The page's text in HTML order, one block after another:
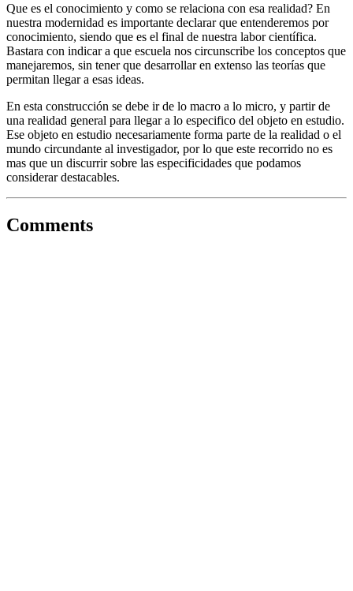
Que es el conocimiento y como se relaciona con esa realidad? En
nuestra modernidad es importante declarar que entenderemos por
conocimiento, siendo que es el final de nuestra labor científica.
Bastara con indicar a que escuela nos circunscribe los conceptos que
manejaremos, sin tener que desarrollar en extenso las teorías que
permitan llegar a esas ideas.
En esta construcción se debe ir de lo macro a lo micro, y partir de
una realidad general para llegar a lo especifico del objeto en estudio.
Ese objeto en estudio necesariamente forma parte de la realidad o el
mundo circundante al investigador, por lo que este recorrido no es
mas que un discurrir sobre las especificidades que podamos
considerar destacables.
Comments